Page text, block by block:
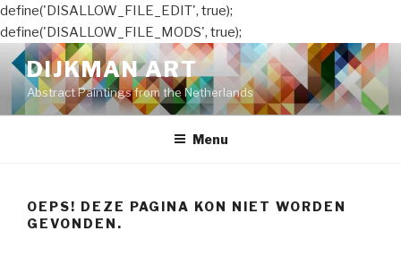
define('DISALLOW_FILE_EDIT', true);
define('DISALLOW_FILE_MODS', true);
Naar
de
inhoud
springen
DIJKMAN ART
Abstract Paintings from the Netherlands
Menu
OEPS! DEZE PAGINA KON NIET WORDEN
GEVONDEN.